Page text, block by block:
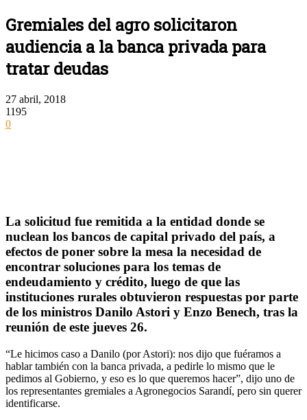
Gremiales del agro solicitaron
audiencia a la banca privada para
tratar deudas
27 abril, 2018
1195
0
La solicitud fue remitida a la entidad donde se
nuclean los bancos de capital privado del país, a
efectos de poner sobre la mesa la necesidad de
encontrar soluciones para los temas de
endeudamiento y crédito, luego de que las
instituciones rurales obtuvieron respuestas por parte
de los ministros Danilo Astori y Enzo Benech, tras la
reunión de este jueves 26.
“Le hicimos caso a Danilo (por Astori): nos dijo que fuéramos a
hablar también con la banca privada, a pedirle lo mismo que le
pedimos al Gobierno, y eso es lo que queremos hacer”, dijo uno de
los representantes gremiales a Agronegocios Sarandí, pero sin querer
identificarse.